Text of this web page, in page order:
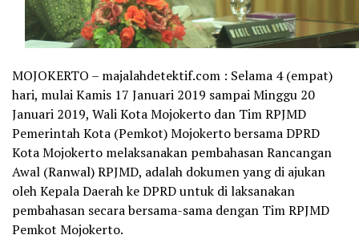
MOJOKERTO – majalahdetektif.com : Selama 4 (empat)
hari, mulai Kamis 17 Januari 2019 sampai Minggu 20
Januari 2019, Wali Kota Mojokerto dan Tim RPJMD
Pemerintah Kota (Pemkot) Mojokerto bersama DPRD
Kota Mojokerto melaksanakan pembahasan Rancangan
Awal (Ranwal) RPJMD, adalah dokumen yang di ajukan
oleh Kepala Daerah ke DPRD untuk di laksanakan
pembahasan secara bersama-sama dengan Tim RPJMD
Pemkot Mojokerto.